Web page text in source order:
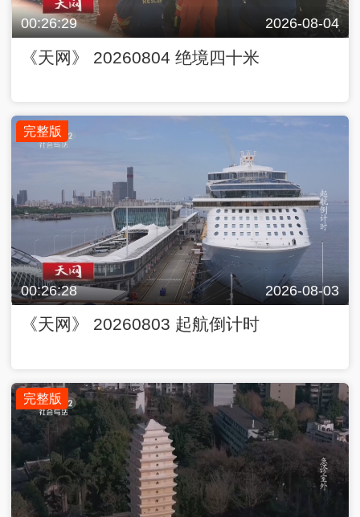
00:26:29 2026-08-04
《天网》 20260804 绝境四十米
完整版
00:26:28 2026-08-03
《天网》 20260803 起航倒计时
完整版